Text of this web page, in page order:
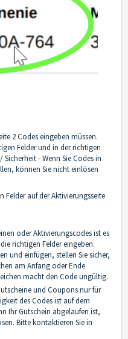
2 Codes eingeben müssen.
Felder und in der richtigen
- Wenn Sie Codes in
können Sie nicht einlösen
Felder auf der Aktivierungsseite
oder Aktivierungscodes ist es
richtigen Felder eingeben.
und einfügen, stellen Sie sicher,
am Anfang oder Ende
macht den Code ungültig.
und Coupons nur für
des Codes ist auf dem
Ihr Gutschein abgelaufen ist,
Bitte kontaktieren Sie in